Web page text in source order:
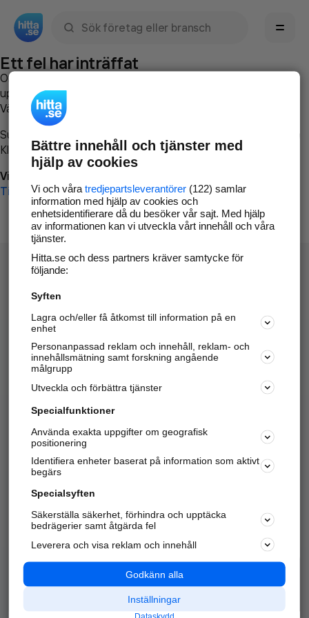
Ett fel har inträffat
Om du vill kan du
uppstod så att vi lättare och snabbare kan avhjälpa det.
Vänligen försök med följande:
Surfa till
Klicka påTillbaka-knappen i webbläsaren och försök igen
Vi beklagar besväret!
Till startsidan
Hitta.se - Gratis nummerupplysning.
Sök företag, personer och platser.
Hitta telefonnummer, adresser, företagsinfo mm.
Marknadsför företaget
Kom igång och annonsera mot
samarbetspartners nära dig.
Alla kategorier
Populära sökningar
API & Kartor
Annonsera
Integritet
Nödnummer
Bättre innehåll och tjänster med
hjälp av cookies
Vi och våra tredjepartsleverantörer(122) samlar
information med hjälp av cookies och
enhetsidentifierare då du besöker vår sajt. Med hjälp
av informationen kan vi utveckla vårt innehåll och våra
tjänster.
Hitta.se och dess partners kräver samtycke för
följande:
Syften
Lagra och/eller få åtkomst till information på en
enhet
Personanpassad reklam och innehåll, reklam- och
innehållsmätning samt forskning angående
målgrupp
Utveckla och förbättra tjänster
Specialfunktioner
Använda exakta uppgifter om geografisk
positionering
Identifiera enheter baserat på information som aktivt
begärs
Specialsyften
Säkerställa säkerhet, förhindra och upptäcka
bedrägerier samt åtgärda fel
Leverera och visa reklam och innehåll
Godkänn alla
Inställningar
Dataskydd